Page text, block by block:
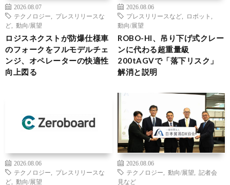
2026.08.07
テクノロジー
プレスリリースな
ど
動向/展望
ロジスネクストが防爆仕様車
のフォークをフルモデルチェ
ンジ、オペレーターの快適性
向上図る
2026.08.06
プレスリリースなど
ロボット
動向/展望
ROBO-HI、吊り下げ式クレー
ンに代わる超重量級
200tAGVで「落下リスク」
解消と説明
2026.08.06
テクノロジー
プレスリリースな
ど
動向/展望
2026.08.06
テクノロジー
動向/展望
記者会
見など